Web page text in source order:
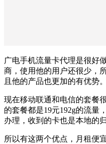
广电手机流量卡代理是很好
商，使用他的用户还很少，
且他的产品也更加的有优势。
现在移动联通和电信的套餐
的套餐都是19元192g的流量
办理，收到的卡也是本地的归
所以有这两个优点，月租便